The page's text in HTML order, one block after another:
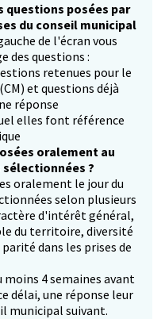
questions posées par
du conseil municipal
de l'écran vous
des questions :
retenues pour le
et questions déjà
réponse
elles font référence
oralement au
?
oralement le jour du
selon plusieurs
d'intérêt général,
du territoire, diversité
dans les prises de
4 semaines avant
délai, une réponse leur
municipal suivant.